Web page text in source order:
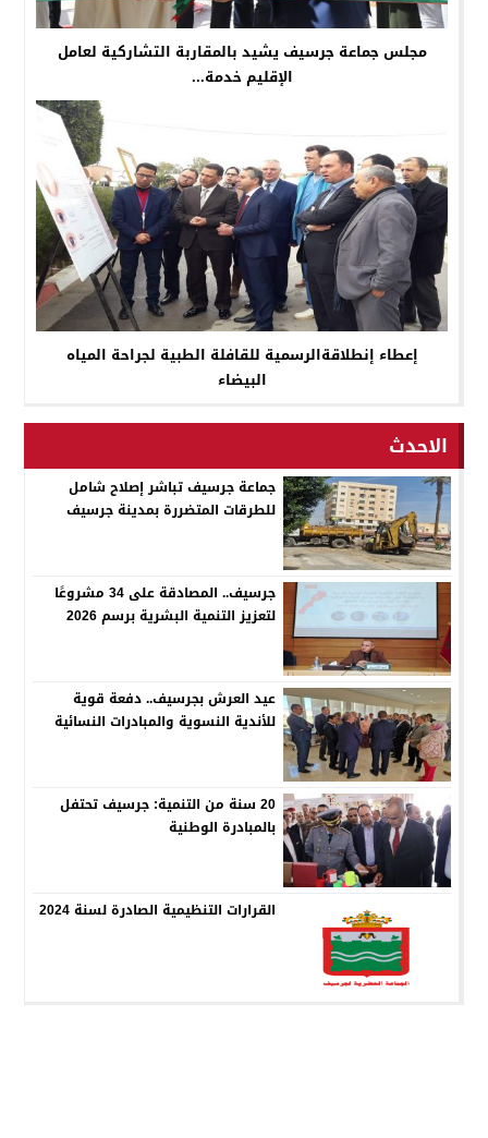
مجلس جماعة جرسيف يشيد بالمقاربة التشاركية لعامل
الإقليم خدمة...
إعطاء إنطلاقةالرسمية للقافلة الطبية لجراحة المياه
البيضاء
الاحدث
جماعة جرسيف تباشر إصلاح شامل
للطرقات المتضررة بمدينة جرسيف
جرسيف.. المصادقة على 34 مشروعًا
لتعزيز التنمية البشرية برسم 2026
عيد العرش بجرسيف.. دفعة قوية
للأندية النسوية والمبادرات النسائية
20 سنة من التنمية: جرسيف تحتفل
بالمبادرة الوطنية
القرارات التنظيمية الصادرة لسنة 2024